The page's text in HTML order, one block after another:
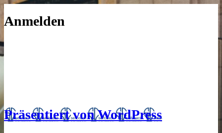
Anmelden
Präsentiert von WordPress